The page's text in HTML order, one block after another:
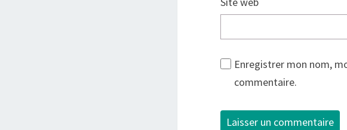
Enregistrer mon nom,
commentaire.